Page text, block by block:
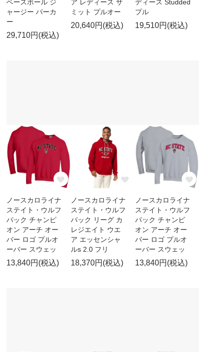
ベースボール ジ
ャージー パーカ
ー
29,710円(税込)
ア レディース サ
ミット プルオー
20,640円(税込)
ディース Studded
プル
19,510円(税込)
ノースカロライナ
ステイト・ウルフ
パック チャンピ
オン アーチ オー
バー ロゴ プルオ
ーバー スウェッ
13,840円(税込)
ノースカロライナ
ステイト・ウルフ
パック リーグ カ
レジエイト ウエ
ア エッセンシャ
ルs 2.0 フリ
18,370円(税込)
ノースカロライナ
ステイト・ウルフ
パック チャンピ
オン アーチ オー
バー ロゴ プルオ
ーバー スウェッ
13,840円(税込)